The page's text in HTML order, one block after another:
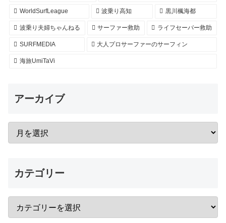
WorldSurfLeague 波乗り高知 黒川楓海都
波乗り夫婦ちゃんねる サーファー救助 ライフセーバー救助
SURFMEDIA 大人プロサーファーのサーフィン
海旅UmiTaVi
アーカイブ
カテゴリー